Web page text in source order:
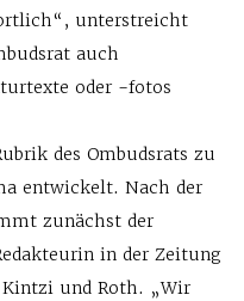
unterstreicht
auch
oder -fotos
des Ombudsrats zu
entwickelt. Nach der
zunächst der
in der Zeitung
und Roth. „Wir